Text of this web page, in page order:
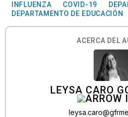
INFLUENZA COVID-19
DEPARTAMENTO DE EDUCACIÓN
ACERCA DEL
LEYSA CARO